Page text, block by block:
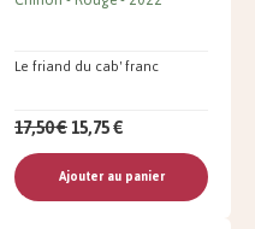
Le friand du cab' franc
17,50 €15,75 €
Ajouter au panier